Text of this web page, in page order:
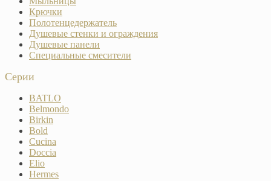
Крючки
Полотенцедержатель
Душевые стенки и ограждения
Душевые панели
Специальные смесители
Серии
BATLO
Belmondo
Birkin
Bold
Cucina
Doccia
Elio
Hermes